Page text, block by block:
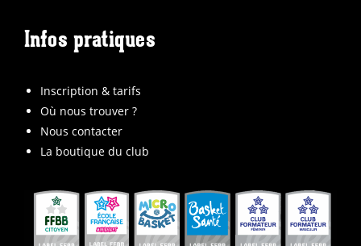
Infos pratiques
Inscription & tarifs
Où nous trouver ?
Nous contacter
La boutique du club